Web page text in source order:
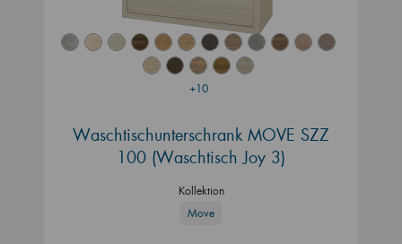
+10
Waschtischunterschrank MOVE SZZ
100 (Waschtisch Joy 3)
Kollektion
Move